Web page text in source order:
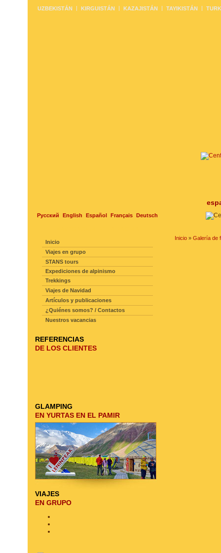
Русский English Español Français Deutsch
UZBEKISTÁN KIRGUISTÁN KAZAJISTÁN TAYIKISTÁN
Inicio » Galería de
Inicio
Viajes en grupo
STANS tours
Expediciones de alpinismo
Trekkings
Viajes de Navidad
Artículos y publicaciones
¿Quiénes somos? / Contactos
Nuestros vacancias
REFERENCIAS
DE LOS CLIENTES
GLAMPING
EN YURTAS EN EL PAMIR
VIAJES
EN GRUPO